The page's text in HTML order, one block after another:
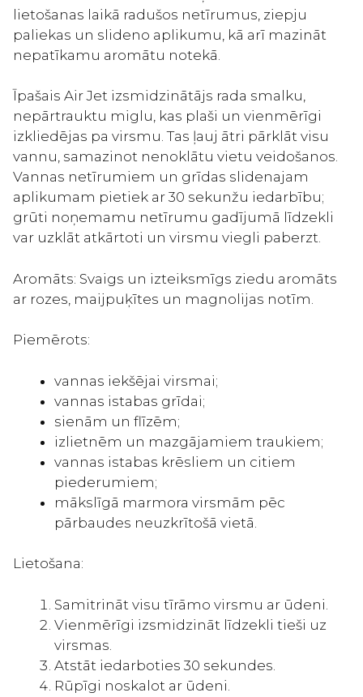
lietošanas laikā radušos netīrumus, ziepju
paliekas un slideno aplikumu, kā arī mazināt
nepatīkamu aromātu notekā.
Īpašais Air Jet izsmidzinātājs rada smalku,
nepārtrauktu miglu, kas plaši un vienmērīgi
izkliedējas pa virsmu. Tas ļauj ātri pārklāt visu
vannu, samazinot nenoklātu vietu veidošanos.
Vannas netīrumiem un grīdas slidenajam
aplikumam pietiek ar 30 sekunžu iedarbību;
grūti noņemamu netīrumu gadījumā līdzekli
var uzklāt atkārtoti un virsmu viegli paberzt.
Aromāts: Svaigs un izteiksmīgs ziedu aromāts
ar rozes, maijpuķītes un magnolijas notīm.
Piemērots:
vannas iekšējai virsmai;
vannas istabas grīdai;
sienām un flīzēm;
izlietnēm un mazgājamiem traukiem;
vannas istabas krēsliem un citiem
piederumiem;
mākslīgā marmora virsmām pēc
pārbaudes neuzkrītošā vietā.
Lietošana:
Samitrināt visu tīrāmo virsmu ar ūdeni.
Vienmērīgi izsmidzināt līdzekli tieši uz
virsmas.
Atstāt iedarboties 30 sekundes.
Rūpīgi noskalot ar ūdeni.